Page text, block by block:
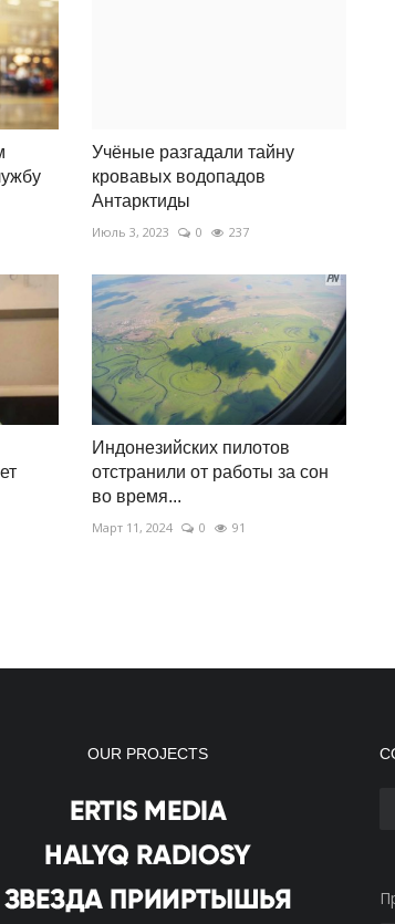
Учёные разгадали тайну
кровавых водопадов
Антарктиды
Июль 3, 2023 0 237
Индонезийских пилотов
отстранили от работы за сон
во время...
Март 11, 2024 0 91
OUR PROJECTS